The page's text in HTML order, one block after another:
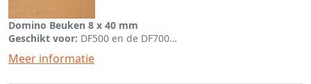
Domino Beuken 8 x 40 mm
Geschikt voor: DF500 en de DF700
Per stuk mee te bestellen bij de dominofrees
Meer informatie